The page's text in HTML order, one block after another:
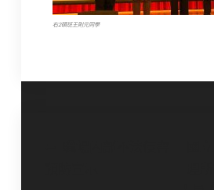
右2碩班王則元同學